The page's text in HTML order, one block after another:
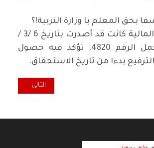
بحق المعلم يا وزارة التربية!؟
علما ان وزارة المالية كانت قد أصدرت بتاريخ 6 /3 /
4820، تؤكد فيه حصول
بدءا من تاريخ الاستحقاق.
خميس.. كأننا يا بدر لا رحنا ولا جينا المقال التالي:
التالي